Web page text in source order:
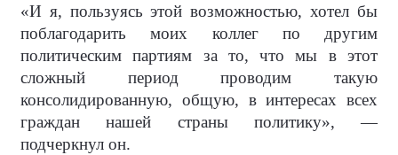
«И я, пользуясь этой возможностью, хотел бы
поблагодарить моих коллег по другим
политическим партиям за то, что мы в этот
сложный период проводим такую
консолидированную, общую, в интересах всех
граждан нашей страны политику», —
подчеркнул он.